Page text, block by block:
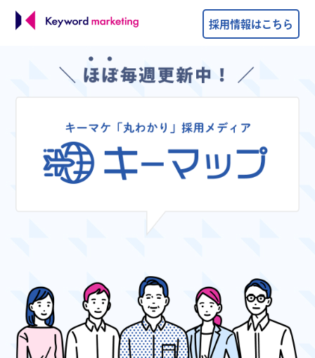
採用情報はこちら